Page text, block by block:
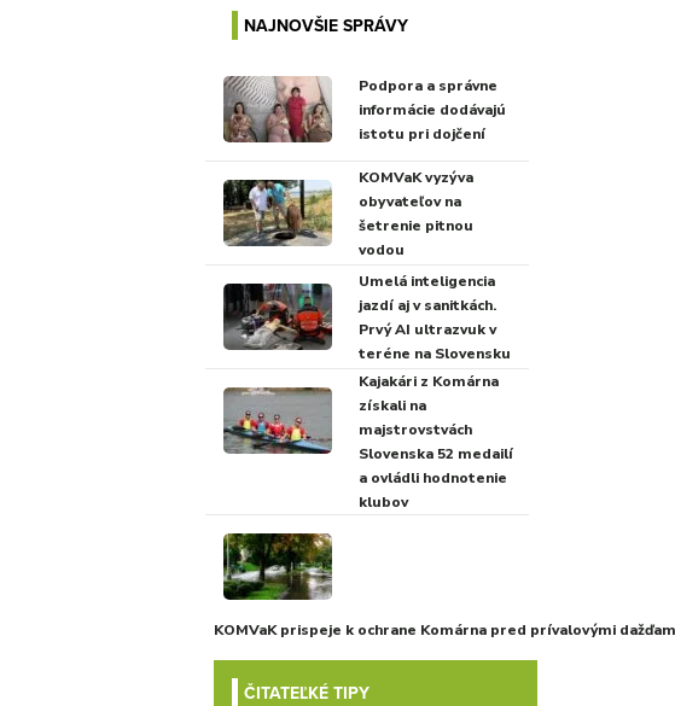
NAJNOVŠIE SPRÁVY
Podpora a správne
informácie dodávajú
istotu pri dojčení
KOMVaK vyzýva
obyvateľov na
šetrenie pitnou
vodou
Umelá inteligencia
jazdí aj v sanitkách.
Prvý AI ultrazvuk v
teréne na Slovensku
Kajakári z Komárna
získali na
majstrovstvách
Slovenska 52 medailí
a ovládli hodnotenie
klubov
KOMVaK prispeje k ochrane Komárna pred prívalovými
ČITATEĽKÉ TIPY